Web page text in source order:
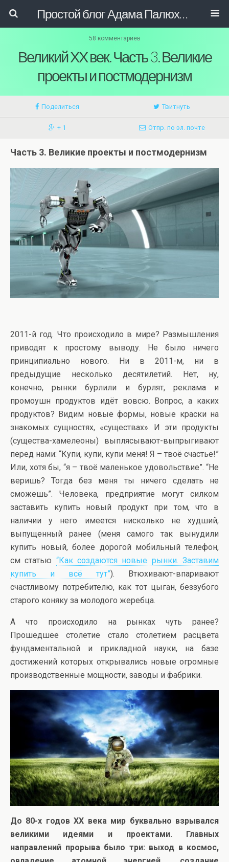
Простой блог Адама Палюховича
58 комментариев
Великий ХХ век. Часть 3. Великие
проекты и постмодернизм
Поделиться Твитнуть
+ 1 Отпр. по эл. почте
Часть 3. Великие проекты и постмодернизм
2011-й год. Что происходило в мире? Размышления
приводят к простому выводу. Не было ничего
принципиально нового. Ни в 2011-м, ни в
предыдущие несколько десятилетий. Нет, ну,
конечно, рынки бурлили и бурлят, реклама и
промоушн продуктов идёт вовсю. Вопрос, а каких
продуктов? Видим новые формы, новые краски на
знакомых сущностях, «существах». И эти продукты
(существа-хамелеоны) выплясывают-выпрыгивают
перед нами: “Купи, купи, купи меня! Я – твоё счастье!”
Или, хотя бы, “я – твоё маленькое удовольствие”. “Не
веришь? Тогда без меня ты ничего сделать не
сможешь”. Человека, предприятие могут силком
заставить купить новый продукт при том, что в
наличии у него имеется нисколько не худший,
выпущенный ранее (меня самого так вынудили
купить новый, более дорогой мобильный телефон,
см статью “Как создаются новые рынки. Заставим
купить и всё тут”). Втюхивают-впаривают
счастливому потребителю, как тот цыган, беззубого
старого коняку за молодого жеребца.
А что происходило на рынках чуть ранее?
Прошедшее столетие стало столетием расцвета
фундаментальной и прикладной науки, на базе
достижений которых открывались новые огромные
производственные мощности, заводы и фабрики.
До 80-х годов ХХ века мир буквально взрывался
великими идеями и проектами. Главных
направлений прорыва было три: выход в космос,